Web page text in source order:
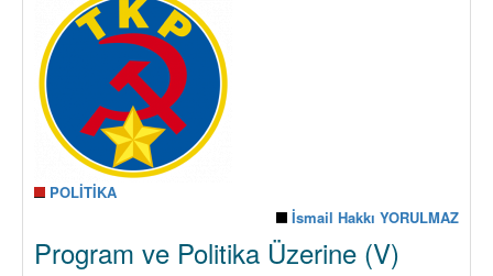
POLİTİKA
İsmail Hakkı YORULMAZ
Program ve Politika Üzerine (V)